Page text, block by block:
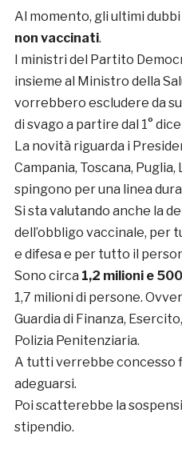
Al momento, gli ultimi
non vaccinati.
I ministri del Partito
insieme al Ministro della
vorrebbero escludere da
di svago a partire dal 1°
La novità riguarda i
Campania, Toscana,
spingono per una linea
Si sta valutando anche la
dell’obbligo vaccinale, per
e difesa e per tutto il
Sono circa 1,2 milioni e
1,7 milioni di persone.
Guardia di Finanza,
Polizia Penitenziaria.
A tutti verrebbe concesso
adeguarsi.
Poi scatterebbe la
stipendio.